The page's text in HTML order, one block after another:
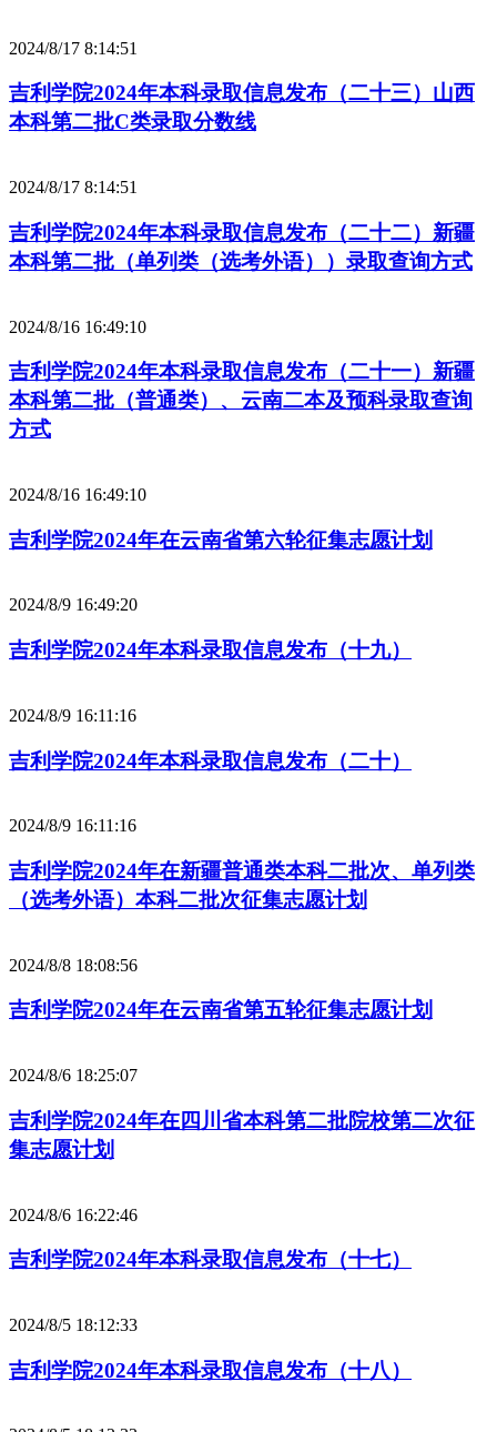
2024/8/17 8:14:51
吉利学院2024年本科录取信息发布（二十三）山西
本科第二批C类录取分数线
2024/8/17 8:14:51
吉利学院2024年本科录取信息发布（二十二）新疆
本科第二批（单列类（选考外语））录取查询方式
2024/8/16 16:49:10
吉利学院2024年本科录取信息发布（二十一）新疆
本科第二批（普通类）、云南二本及预科录取查询
方式
2024/8/16 16:49:10
吉利学院2024年在云南省第六轮征集志愿计划
2024/8/9 16:49:20
吉利学院2024年本科录取信息发布（十九）
2024/8/9 16:11:16
吉利学院2024年本科录取信息发布（二十）
2024/8/9 16:11:16
吉利学院2024年在新疆普通类本科二批次、单列类
（选考外语）本科二批次征集志愿计划
2024/8/8 18:08:56
吉利学院2024年在云南省第五轮征集志愿计划
2024/8/6 18:25:07
吉利学院2024年在四川省本科第二批院校第二次征
集志愿计划
2024/8/6 16:22:46
吉利学院2024年本科录取信息发布（十七）
2024/8/5 18:12:33
吉利学院2024年本科录取信息发布（十八）